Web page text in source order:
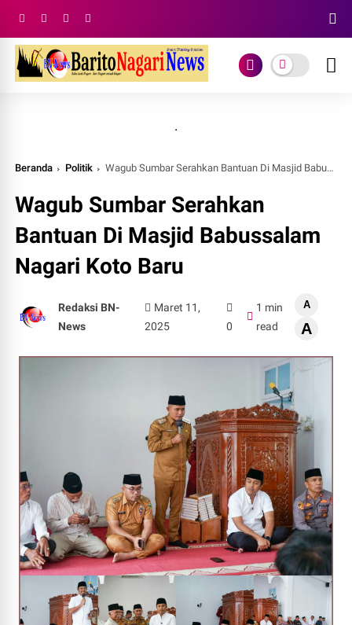
.
Beranda Politik Wagub Sumbar Serahkan Bantuan Di Masjid Babussalam Nagari Koto Baru
Wagub Sumbar Serahkan
Bantuan Di Masjid Babussalam
Nagari Koto Baru
Redaksi BN-
News
Maret 11,
2025
0
1 min
read
A
A